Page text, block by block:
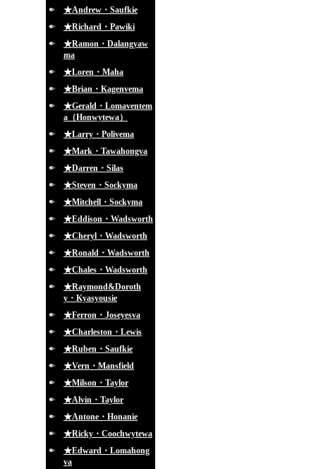
★Andrew・Saufkie
★Richard・Pawiki
★Ramon・Dalangyaw
ma
★Loren・Maha
★Brian・Kagenvema
★Gerald・Lomaventem
a（Honwytewa）
★Larry・Polivema
★Mark・Tawahongva
★Darren・Silas
★Steven・Sockyma
★Mitchell・Sockyma
★Eddison・Wadsworth
★Cheryl・Wadsworth
★Ronald・Wadsworth
★Chales・Wadsworth
★Raymond&Doroth
y・Kyasyousie
★Ferron・Joseyesva
★Charleston・Lewis
★Ruben・Saufkie
★Vern・Mansfield
★Milson・Taylor
★Alvin・Taylor
★Antone・Honanie
★Ricky・Coochwytewa
★Edward・Lomahong
va